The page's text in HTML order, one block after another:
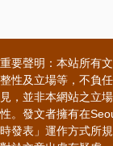
重要聲明：本站所有
整性及立場等，不負
見，並非本網站之立
性。發文者擁有在
時發表」運作方式所